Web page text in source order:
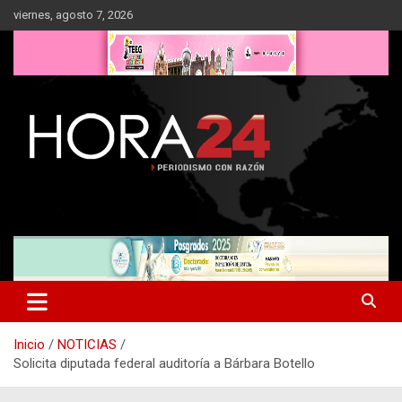
Saltar
al
viernes, agosto 7, 2026
Inicio
NOTICIAS
Solicita diputada federal auditoría a Bárbara Botello